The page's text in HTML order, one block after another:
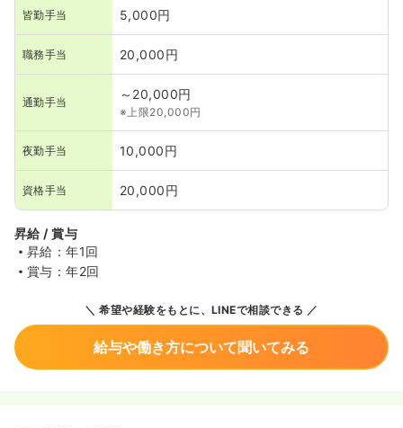
皆勤手当 5,000円
職務手当 20,000円
通勤手当
～20,000円
※上限20,000円
夜勤手当 10,000円
資格手当 20,000円
昇給 / 賞与
昇給：年1回
賞与：年2回
希望や経験をもとに、LINEで相談できる
給与や働き方について聞いてみる